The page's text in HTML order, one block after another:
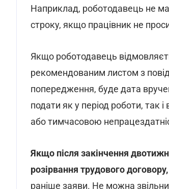
Наприклад, роботодавець не
строку, якщо працівник не
Якщо роботодавець
рекомендованим листом з
попередження, буде дата
подати як у період роботи, так
або тимчасовою
Якщо після закінчення
розірвання трудового
раніше заяви. Не можна